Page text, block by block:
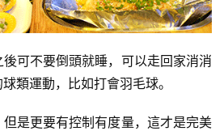
後可不要倒頭就睡，可以走回家消消
類運動，比如打會羽毛球。
是更要有控制有度量，這才是完美